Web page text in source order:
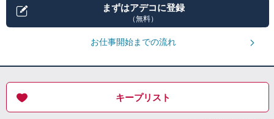
まずはアデコに登録
（無料）
お仕事開始までの流れ
キープリスト